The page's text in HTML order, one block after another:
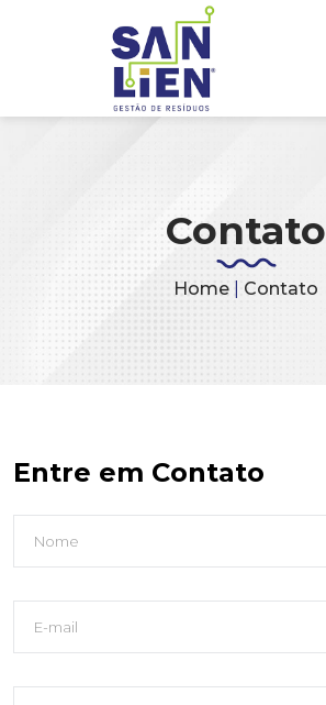
Contato
Home Contato
Entre em Contato